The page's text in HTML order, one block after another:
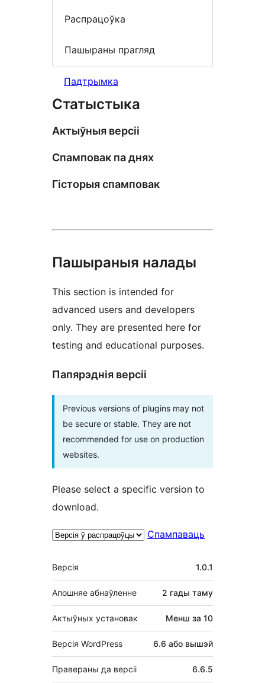
Распрацоўка
Пашыраны прагляд
Падтрымка
Статыстыка
Актыўныя версіі
Спамповак па днях
Гісторыя спамповак
Пашыраныя налады
This section is intended for
advanced users and developers
only. They are presented here for
testing and educational purposes.
Папярэднія версіі
Previous versions of plugins may not
be secure or stable. They are not
recommended for use on production
websites.
Please select a specific version to
download.
Спампаваць
Мета
Версія 1.0.1
Апошняе абнаўленне 2 гады таму
Актыўных установак Менш за 10
Версія WordPress 6.6 або вышэй
Правераны да версіі 6.6.5